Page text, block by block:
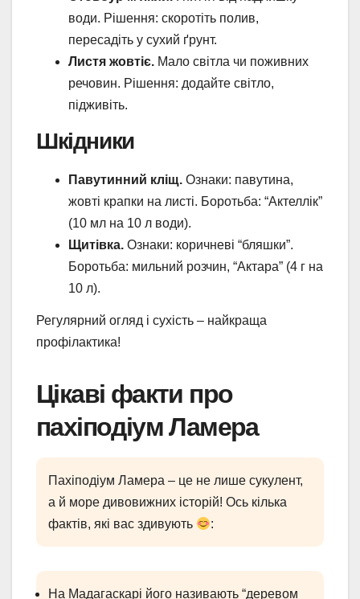
води. Рішення: скоротіть полив,
пересадіть у сухий ґрунт.
Листя жовтіє. Мало світла чи поживних
речовин. Рішення: додайте світло,
підживіть.
Шкідники
Павутинний кліщ. Ознаки: павутина,
жовті крапки на листі. Боротьба: “Актеллік”
(10 мл на 10 л води).
Щитівка. Ознаки: коричневі “бляшки”.
Боротьба: мильний розчин, “Актара” (4 г на
10 л).
Регулярний огляд і сухість – найкраща
профілактика!
Цікаві факти про
пахіподіум Ламера
Пахіподіум Ламера – це не лише сукулент,
а й море дивовижних історій! Ось кілька
фактів, які вас здивують
:
На Мадагаскарі його називають “деревом